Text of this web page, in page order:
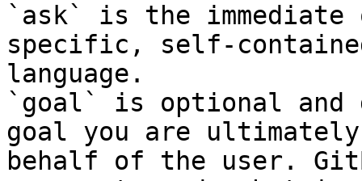
`ask` is the
specific, self-
language.
`goal` is optional and
goal you are
behalf of the user.